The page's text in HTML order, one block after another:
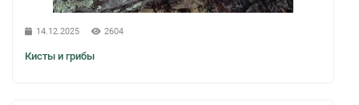
14.12.2025 2604
Кисты и грибы